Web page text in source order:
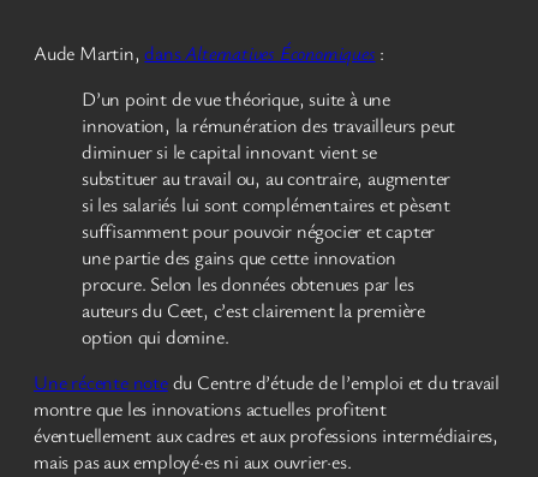
Aude Martin,dansAlternatives Économiques :
D’un point de vue théorique, suite à une
innovation, la rémunération des travailleurs peut
diminuer si le capital innovant vient se
substituer au travail ou, au contraire, augmenter
si les salariés lui sont complémentaires et pèsent
suffisamment pour pouvoir négocier et capter
une partie des gains que cette innovation
procure. Selon les données obtenues par les
auteurs du Ceet, c’est clairement la première
option qui domine.
Une récente notedu Centre d’étude de l’emploi et du travail
montre que les innovations actuelles profitent
éventuellement aux cadres et aux professions intermédiaires,
mais pas aux employé·es ni aux ouvrier·es.